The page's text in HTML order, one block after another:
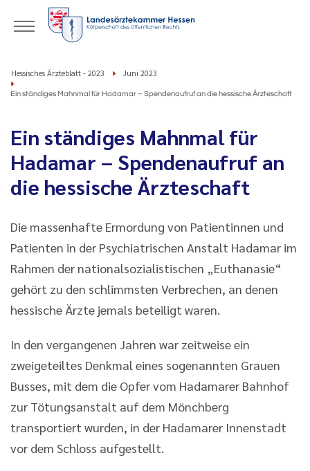
Hessisches Ärzteblatt - 2023 Juni 2023
Ein ständiges Mahnmal für Hadamar – Spendenaufruf an die hessische Ärzteschaft
Ein ständiges Mahnmal für
Hadamar – Spendenaufruf an
die hessische Ärzteschaft
Die massenhafte Ermordung von Patientinnen und
Patienten in der Psychiatrischen Anstalt Hadamar im
Rahmen der nationalsozialistischen „Euthanasie“
gehört zu den schlimmsten Verbrechen, an denen
hessische Ärzte jemals beteiligt waren.
In den vergangenen Jahren war zeitweise ein
zweigeteiltes Denkmal eines sogenannten Grauen
Busses, mit dem die Opfer vom Hadamarer Bahnhof
zur Tötungsanstalt auf dem Mönchberg
transportiert wurden, in der Hadamarer Innenstadt
vor dem Schloss aufgestellt.